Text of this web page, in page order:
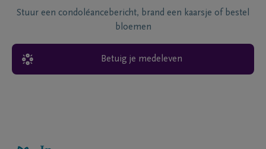
Stuur een condoléancebericht, brand een kaarsje of bestel
bloemen
Betuig je medeleven